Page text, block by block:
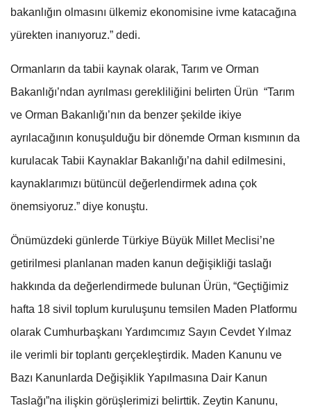
bakanlığın olmasını ülkemiz ekonomisine ivme katacağına
yürekten inanıyoruz.” dedi.
Ormanların da tabii kaynak olarak, Tarım ve Orman
Bakanlığı’ndan ayrılması gerekliliğini belirten Ürün “Tarım
ve Orman Bakanlığı’nın da benzer şekilde ikiye
ayrılacağının konuşulduğu bir dönemde Orman kısmının da
kurulacak Tabii Kaynaklar Bakanlığı’na dahil edilmesini,
kaynaklarımızı bütüncül değerlendirmek adına çok
önemsiyoruz.” diye konuştu.
Önümüzdeki günlerde Türkiye Büyük Millet Meclisi’ne
getirilmesi planlanan maden kanun değişikliği taslağı
hakkında da değerlendirmede bulunan Ürün, “Geçtiğimiz
hafta 18 sivil toplum kuruluşunu temsilen Maden Platformu
olarak Cumhurbaşkanı Yardımcımız Sayın Cevdet Yılmaz
ile verimli bir toplantı gerçekleştirdik. Maden Kanunu ve
Bazı Kanunlarda Değişiklik Yapılmasına Dair Kanun
Taslağı”na ilişkin görüşlerimizi belirttik. Zeytin Kanunu,